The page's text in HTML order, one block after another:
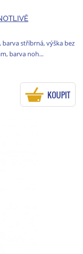
barva stříbrná, výška bez
barva noh...
KOUPIT